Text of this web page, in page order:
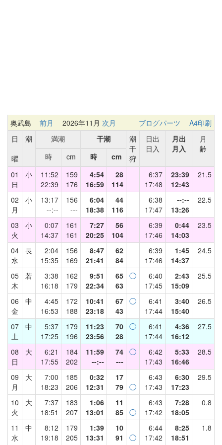
奥武島 前月 2026年11月 次月 ブログパーツ
A4印刷
日
曜
潮 満潮 干潮
潮
干
狩
日出
日入
月出
月入
月
齢
時
cm 時
cm
01
日
小
11:52
22:39
159
176
4:54
16:59
28
114
6:37
17:48
23:39
12:43
21.5
02
月
小
13:17
--:--
156
---
6:04
18:38
44
116
6:38
17:47
--:--
13:26
22.5
03
火
小
0:07
14:37
161
161
7:27
20:25
56
104
6:39
17:46
0:44
14:03
23.5
04
水
長
2:04
15:35
156
169
8:47
21:41
62
84
6:39
17:46
1:45
14:37
24.5
05
木
若
3:38
16:18
162
179
9:51
22:34
65
63
◯
6:40
17:45
2:43
15:09
25.5
06
金
中
4:45
16:53
172
188
10:41
23:18
67
43
◯
6:41
17:44
3:40
15:40
26.5
07
土
中
5:37
17:25
179
196
11:23
23:56
70
28
◯
6:41
17:44
4:36
16:12
27.5
08
日
大
6:21
17:55
184
202
11:59
--:--
74
---
◯
6:42
17:43
5:33
16:46
28.5
09
月
大
7:00
18:23
185
206
0:32
12:31
17
79 ◯
6:43
17:43
6:30
17:23
29.5
10
火
大
7:37
18:51
183
207
1:06
13:01
11
85 ◯
6:43
17:42
7:28
18:05
0.8
11
水
中
8:12
19:18
179
205
1:39
13:31
10
91
◯
6:44
17:42
8:25
18:51
1.8